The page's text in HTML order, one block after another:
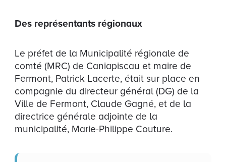
Des représentants régionaux
Le préfet de la Municipalité régionale de
comté (MRC) de Caniapiscau et maire de
Fermont, Patrick Lacerte, était sur place en
compagnie du directeur général (DG) de la
Ville de Fermont, Claude Gagné, et de la
directrice générale adjointe de la
municipalité, Marie-Philippe Couture.